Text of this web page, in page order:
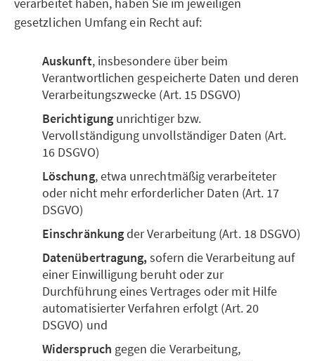
gesetzlichen Umfang ein Recht auf:
Auskunft, insbesondere über beim
Verantwortlichen gespeicherte Daten und deren
Verarbeitungszwecke (Art. 15 DSGVO)
Berichtigungunrichtiger bzw.
Vervollständigung unvollständiger Daten (Art.
16 DSGVO)
Löschung, etwa unrechtmäßig verarbeiteter
oder nicht mehr erforderlicher Daten (Art. 17
DSGVO)
Einschränkungder Verarbeitung (Art. 18 DSGVO)
Datenübertragung,sofern die Verarbeitung auf
einer Einwilligung beruht oder zur
Durchführung eines Vertrages oder mit Hilfe
automatisierter Verfahren erfolgt (Art. 20
DSGVO) und
Widerspruch gegen die Verarbeitung,